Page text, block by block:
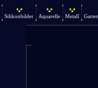
Silikonbilder Aquarelle Metall